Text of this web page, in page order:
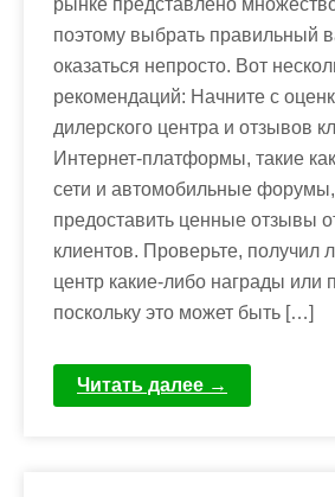
рынке представлено
поэтому выбрать правильный
оказаться непросто. Вот
рекомендаций: Начните с
дилерского центра и отзывов
Интернет-платформы, такие
сети и автомобильные форумы,
предоставить ценные отзывы
клиентов. Проверьте, получил
центр какие-либо награды или
поскольку это может быть […]
Читать далее →